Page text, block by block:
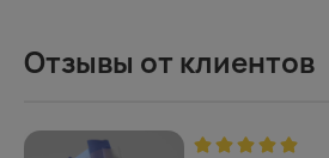
Отзывы от клиентов